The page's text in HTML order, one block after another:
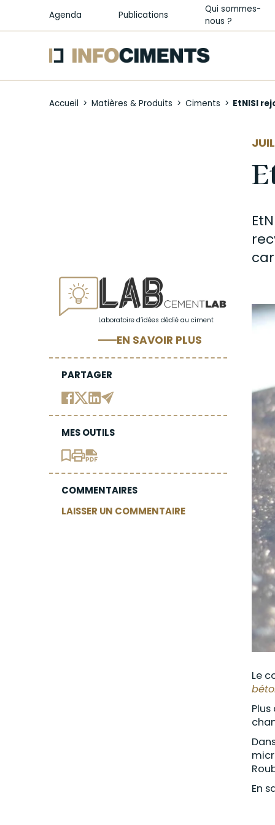
Agenda Publications
Qui sommes-
nous ?
Accueil Matières & Produits Ciments EtNISI
Laboratoire d’idées dédié au ciment
EN SAVOIR PLUS
PARTAGER
MES OUTILS
COMMENTAIRES
LAISSER UN COMMENTAIRE
Le
En